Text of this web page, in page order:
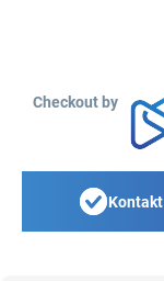
Checkout by
Kontakt